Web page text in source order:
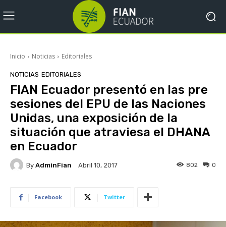
Inicio Noticias Editoriales
NOTICIAS EDITORIALES
FIAN Ecuador presentó en las pre
sesiones del EPU de las Naciones
Unidas, una exposición de la
situación que atraviesa el DHANA
en Ecuador
By AdminFian Abril 10, 2017 0
802
Facebook Twitter